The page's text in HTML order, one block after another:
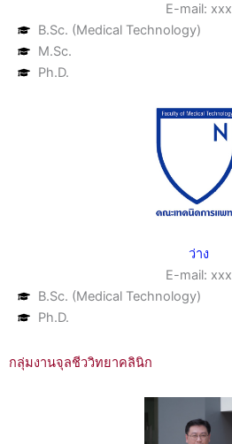
E-mail: xxx
B.Sc. (Medical Technology)
M.Sc.
Ph.D.
ว่าง
E-mail: xxx
B.Sc. (Medical Technology)
Ph.D.
กลุ่มงานจุลชีววิทยาคลินิก